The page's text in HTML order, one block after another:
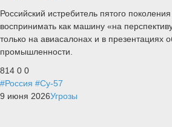
Российский истребитель пятого
воспринимать как машину «на
только на авиасалонах и в презентациях
промышленности.
814 0 0
#Россия #Су-57
9 июня 2026Угрозы